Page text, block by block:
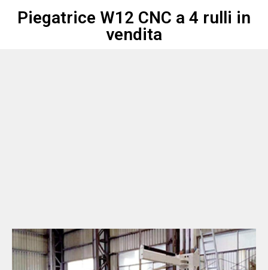
Piegatrice W12 CNC a 4 rulli in
vendita